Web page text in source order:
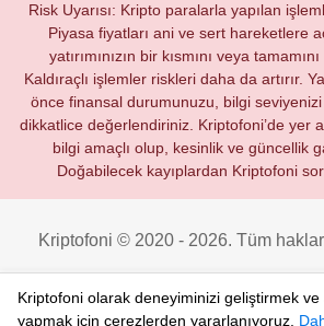
Risk Uyarısı: Kripto paralarla yapılan
Piyasa fiyatları ani ve sert hareketlere
yatırımınızın bir kısmını veya
Kaldıraçlı işlemler riskleri daha da artırır.
önce finansal durumunuzu, bilgi seviyenizi
dikkatlice değerlendiriniz. Kriptofoni’de yer
bilgi amaçlı olup, kesinlik ve güncellik
Doğabilecek kayıplardan Kriptofoni
Kriptofoni © 2020 - 2026. Tüm hakları
Kriptofoni olarak deneyiminizi geliştirmek ve
yapmak için çerezlerden yararlanıyoruz.